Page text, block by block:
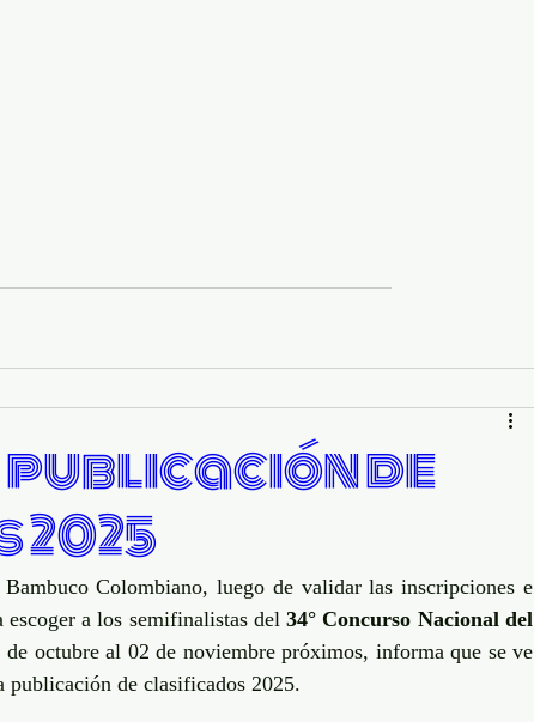
de
Colombiano, luego de validar las inscripciones e
escoger a los semifinalistas del 34° Concurso Nacional del
de octubre al 02 de noviembre próximos, informa que se ve
publicación de clasificados 2025.